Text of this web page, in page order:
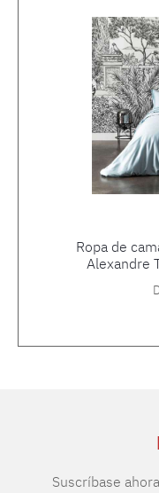
Ropa de
Alexandre
Suscríbase